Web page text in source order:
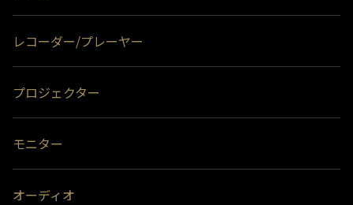
レコーダー/プレーヤー
プロジェクター
モニター
オーディオ